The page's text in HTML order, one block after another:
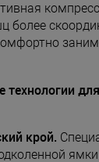
более
технологии
крой.